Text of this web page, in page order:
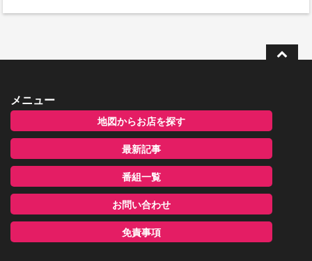
メニュー
地図からお店を探す
最新記事
番組一覧
お問い合わせ
免責事項